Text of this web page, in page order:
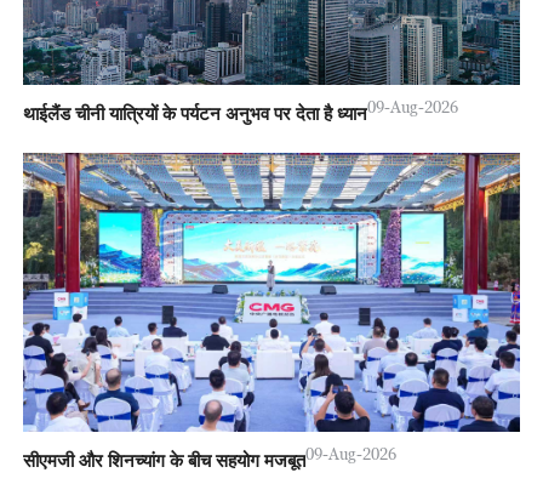
थाईलैंड चीनी यात्रियों के पर्यटन अनुभव पर देता है ध्यान09-Aug-2026
सीएमजी और शिनच्यांग के बीच सहयोग मजबूत09-Aug-2026